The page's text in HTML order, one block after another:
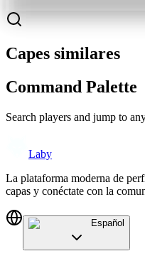
Capes similares
Command Palette
Search players and jump to
Laby
La plataforma moderna de
capas y conéctate con la
Español